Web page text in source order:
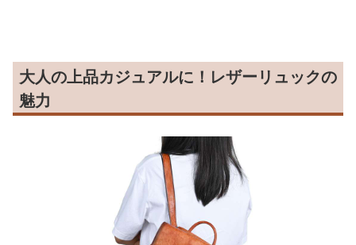
大人の上品カジュアルに！レザーリュックの
魅力